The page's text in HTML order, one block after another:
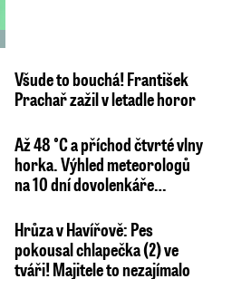
Všude to bouchá! František
Prachař zažil v letadle horor
Až 48 °C a příchod čtvrté vlny
horka. Výhled meteorologů
na 10 dní dovolenkáře…
Hrůza v Havířově: Pes
pokousal chlapečka (2) ve
tváři! Majitele to nezajímalo